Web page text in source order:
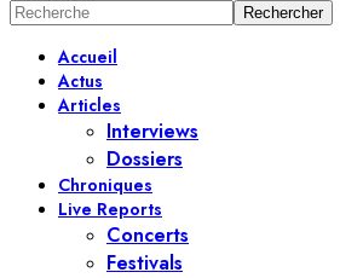
Accueil
Actus
Articles
Interviews
Dossiers
Chroniques
Live Reports
Concerts
Festivals